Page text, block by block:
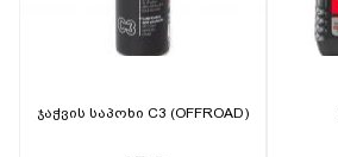
ჯაჭვის საპოხი C3 (OFFROAD)